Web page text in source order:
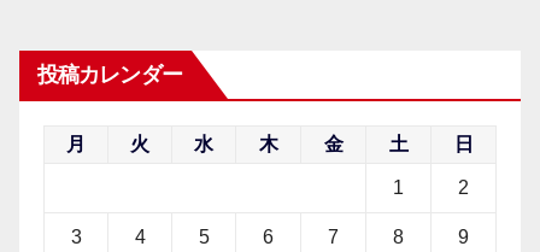
投稿カレンダー
月 火 水 木 金 土 日
1 2
3 4 5 6 7 8 9